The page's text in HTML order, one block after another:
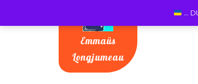
Emmaüs
Longjumeau
...